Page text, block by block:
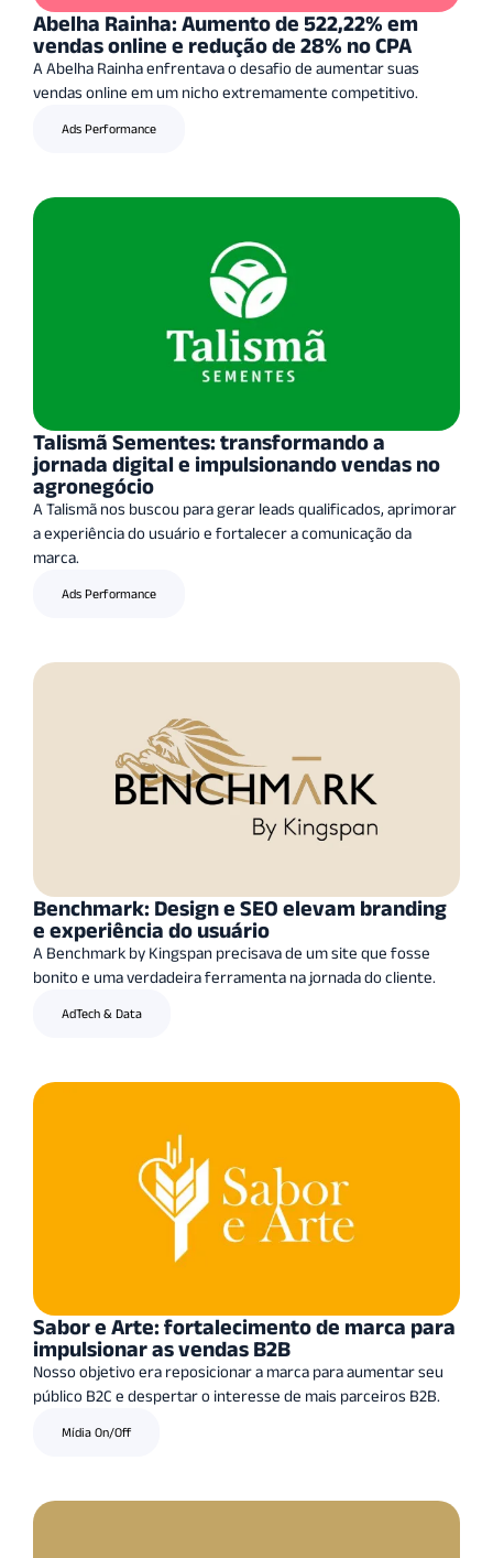
Abelha Rainha: Aumento de 522,22% em
vendas online e redução de 28% no CPA
A Abelha Rainha enfrentava o desafio de aumentar suas
vendas online em um nicho extremamente competitivo.
Ads Performance
Talismã Sementes: transformando a
jornada digital e impulsionando vendas no
agronegócio
A Talismã nos buscou para gerar leads qualificados, aprimorar
a experiência do usuário e fortalecer a comunicação da
marca.
Ads Performance
Benchmark: Design e SEO elevam branding
e experiência do usuário
A Benchmark by Kingspan precisava de um site que fosse
bonito e uma verdadeira ferramenta na jornada do cliente.
AdTech & Data
Sabor e Arte: fortalecimento de marca para
impulsionar as vendas B2B
Nosso objetivo era reposicionar a marca para aumentar seu
público B2C e despertar o interesse de mais parceiros B2B.
Mídia On/Off